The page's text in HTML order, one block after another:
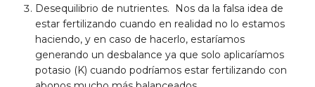
Desequilibrio de nutrientes.
Nos da la falsa idea de
estar fertilizando cuando en realidad no lo estamos
haciendo, y en caso de hacerlo, estaríamos
generando un desbalance ya que solo aplicaríamos
potasio (K) cuando podríamos estar fertilizando con